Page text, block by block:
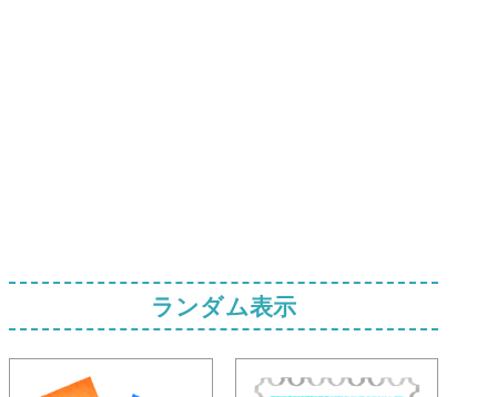
ランダム表示